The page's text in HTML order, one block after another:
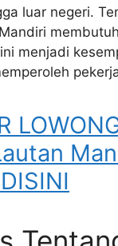
luar negeri.
menjadi